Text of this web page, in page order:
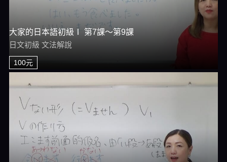
大家的日本語初級Ⅰ 第7課～第9課
日文初級 文法解說
100元